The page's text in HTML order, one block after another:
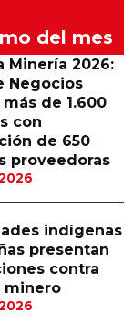
del mes
Minería 2026:
Negocios
de 1.600
con
de 650
proveedoras
indígenas
presentan
contra
minero